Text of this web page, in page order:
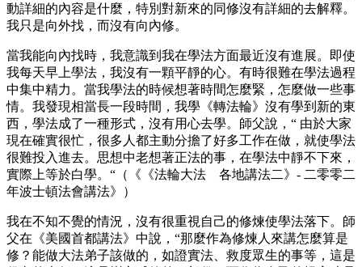
動詳細的內容是什麼，特別對新來的同修沒有詳細的去解釋。
我只是向外找，而沒有向內修。
當我能向內找時，我意識到我在學法方面最近沒有進展。即使
我每天早上學法，我沒有一顆平靜的心。有時很難在學法過程
中集中精力。當我學法的時候想著時間怎麼緊，怎麼做一些事
情。我發現相當長一段時間，我學《轉法輪》沒有學到新的東
西，學法成了一種形式，沒有用心去學。師父說，“ 由於大家
現在確實很忙，很多人都主動分擔了好多工作在做，就使學法
很難投入進去。思想中老想著正法的事，在學法中靜不下來，
實際上等於白學。“（《《法輪大法 各地講法二》- 二零零二
年波士頓法會講法》）
我在不知不覺的情況，沒有很重視自己的修煉使學法落下。師
父在《美國首都講法》中說，“那麼作為修煉人來講怎麼算是
修？能做大法弟子該做的，如證實法、救度眾生的事等，這是